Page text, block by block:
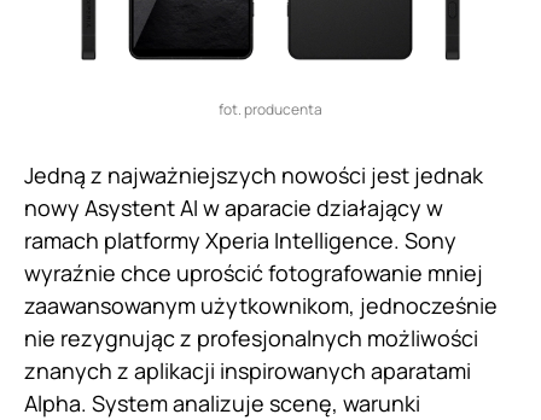
fot. producenta
Jedną z najważniejszych nowości jest jednak
nowy Asystent AI w aparacie działający w
ramach platformy Xperia Intelligence. Sony
wyraźnie chce uprościć fotografowanie mniej
zaawansowanym użytkownikom, jednocześnie
nie rezygnując z profesjonalnych możliwości
znanych z aplikacji inspirowanych aparatami
Alpha. System analizuje scenę, warunki